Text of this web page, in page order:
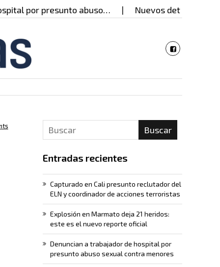
por presunto abuso… Nuevos detalles del
Buscar
Entradas recientes
Capturado en Cali presunto reclutador del
ELN y coordinador de acciones terroristas
Explosión en Marmato deja 21 heridos:
este es el nuevo reporte oficial
Denuncian a trabajador de hospital por
presunto abuso sexual contra menores